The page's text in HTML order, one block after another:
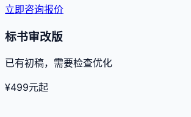
立即咨询报价
标书审改版
已有初稿，需要检查优化
¥499元起